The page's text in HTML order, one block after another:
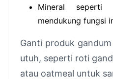
Mineral seperti
mendukung fungsi
Ganti produk
utuh, seperti roti
atau oatmeal untuk